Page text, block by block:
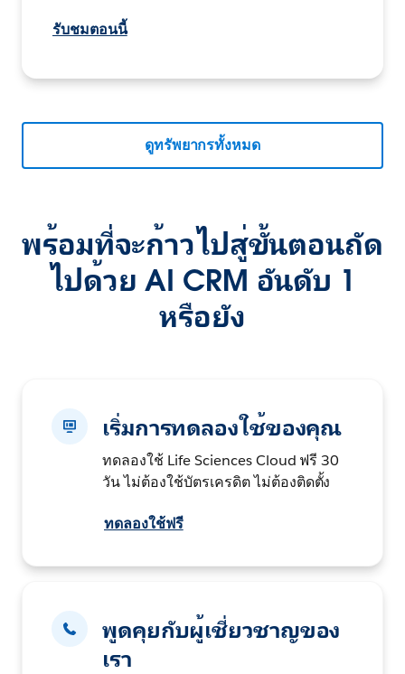
รับชมตอนนี้
ดูทรัพยากรทั้งหมด
พร้อมที่จะก้าวไปสู่ขั้นตอนถัด
ไปด้วย AI CRM อันดับ 1
หรือยัง
เริ่มการทดลองใช้ของคุณ
ทดลองใช้ Life Sciences Cloud ฟรี 30
วัน ไม่ต้องใช้บัตรเครดิต ไม่ต้องติดตั้ง
ทดลองใช้ฟรี
พูดคุยกับผู้เชี่ยวชาญของ
เรา